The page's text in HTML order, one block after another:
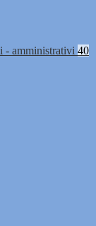
- amministrativi 40